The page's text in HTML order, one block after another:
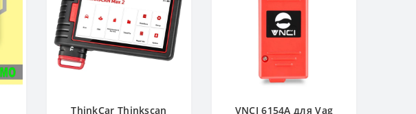
ThinkCar Thinkscan VNCI 6154A для Vag